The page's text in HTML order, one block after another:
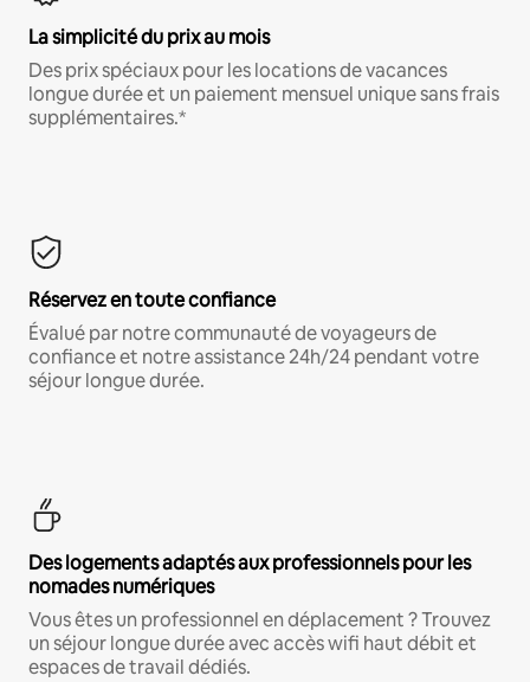
La simplicité du prix au mois
Des prix spéciaux pour les locations de vacances
longue durée et un paiement mensuel unique sans frais
supplémentaires.*
Réservez en toute confiance
Évalué par notre communauté de voyageurs de
confiance et notre assistance 24h/24 pendant votre
séjour longue durée.
Des logements adaptés aux professionnels pour les
nomades numériques
Vous êtes un professionnel en déplacement ? Trouvez
un séjour longue durée avec accès wifi haut débit et
espaces de travail dédiés.